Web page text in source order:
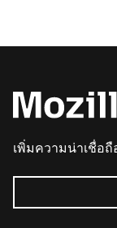
เพิ่มความน่าเชื่อ